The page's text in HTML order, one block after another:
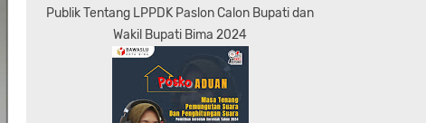
Publik Tentang LPPDK Paslon Calon Bupati dan
Wakil Bupati Bima 2024